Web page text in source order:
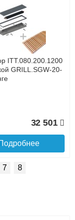
области
реального
товара как при
Web-money,
с НДС)
ITT.080.200.1200
GRILL.SGW-20-
32 501
7 8